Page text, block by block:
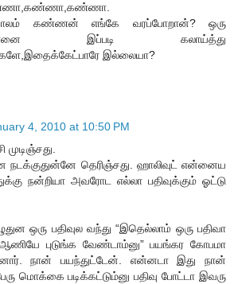
கண்ணன் எங்கே வரப்போறான்? ஒரு
இப்படி கலாய்த்து
இல்லையா?
4, 2010 at 10:50 PM
முடிஞ்சது.
தெரிஞ்சது. ஹாலிவுட் என்னைய
நன்றியா அவரோட எல்லா பதிவுக்கும் ஓட்டு
ஒரு பதிவுல வந்து “இதெல்லாம் ஒரு பதிவா
புடுங்க வேண்டாம்னு” பயங்கர கோபமா
நான் பயந்துட்டேன். என்னடா இது நான்
மொக்கை படிக்கட்டும்னு பதிவு போட்டா இவரு